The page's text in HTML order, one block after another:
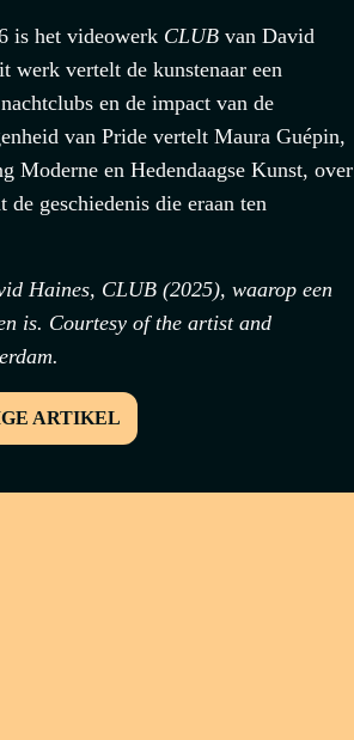
is het videowerk CLUBvan David
werk vertelt de kunstenaar een
en de impact van de
van Pride vertelt Maura Guépin,
Moderne en Hedendaagse Kunst, over
de geschiedenis die eraan ten
Haines, CLUB (2025), waarop een
is. Courtesy of the artist and
ARTIKEL